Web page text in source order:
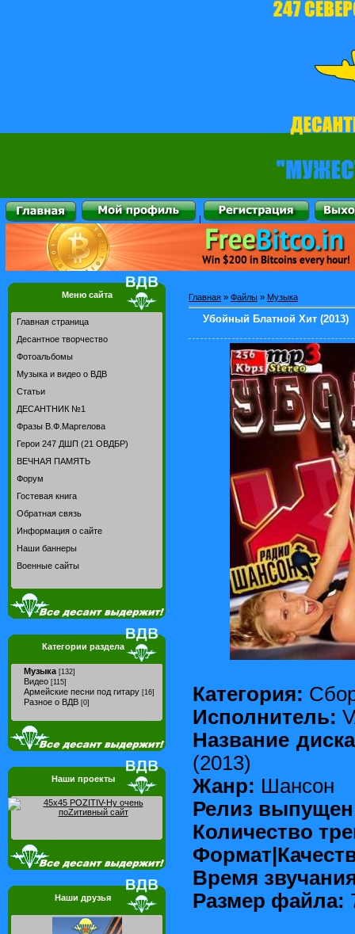
|
Меню сайта
Главная страница
Десантное творчество
Фотоальбомы
Музыка и видео о ВДВ
Статьи
ДЕСАНТНИК №1
Фразы В.Ф.Маргелова
Герои 247 ДШП (21 ОВДБР)
ВЕЧНАЯ ПАМЯТЬ
Форум
Гостевая книга
Обратная связь
Информация о сайте
Наши баннеры
Военные сайты
Категории раздела
Музыка [132]
Видео [115]
Армейские песни под гитару [16]
Разное о ВДВ [0]
Наши проекты
Наши друзья
Главная » Файлы » Музыка
Убойный Блатной Хит (2013)
Категория:
Исполнитель:
Название
(2013)
Жанр: Шансон
Релиз
Количество
Время
Размер файла: